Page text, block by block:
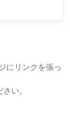
にリンクを張っ
い。